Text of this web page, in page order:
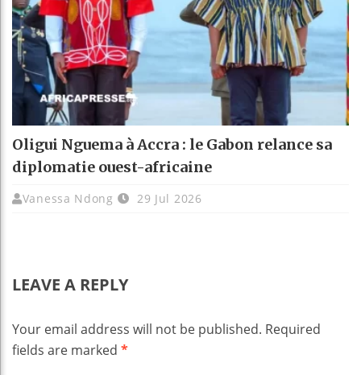
Oligui Nguema à Accra : le Gabon relance sa
diplomatie ouest-africaine
Vanessa Ndong 29 Jul 2026
LEAVE A REPLY
Your email address will not be published. Required
fields are marked *